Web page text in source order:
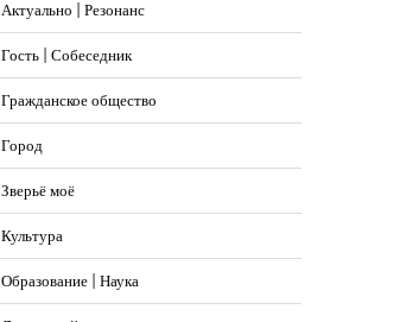
Актуально | Резонанс
Гость | Собеседник
Гражданское общество
Город
Зверьё моё
Культура
Образование | Наука